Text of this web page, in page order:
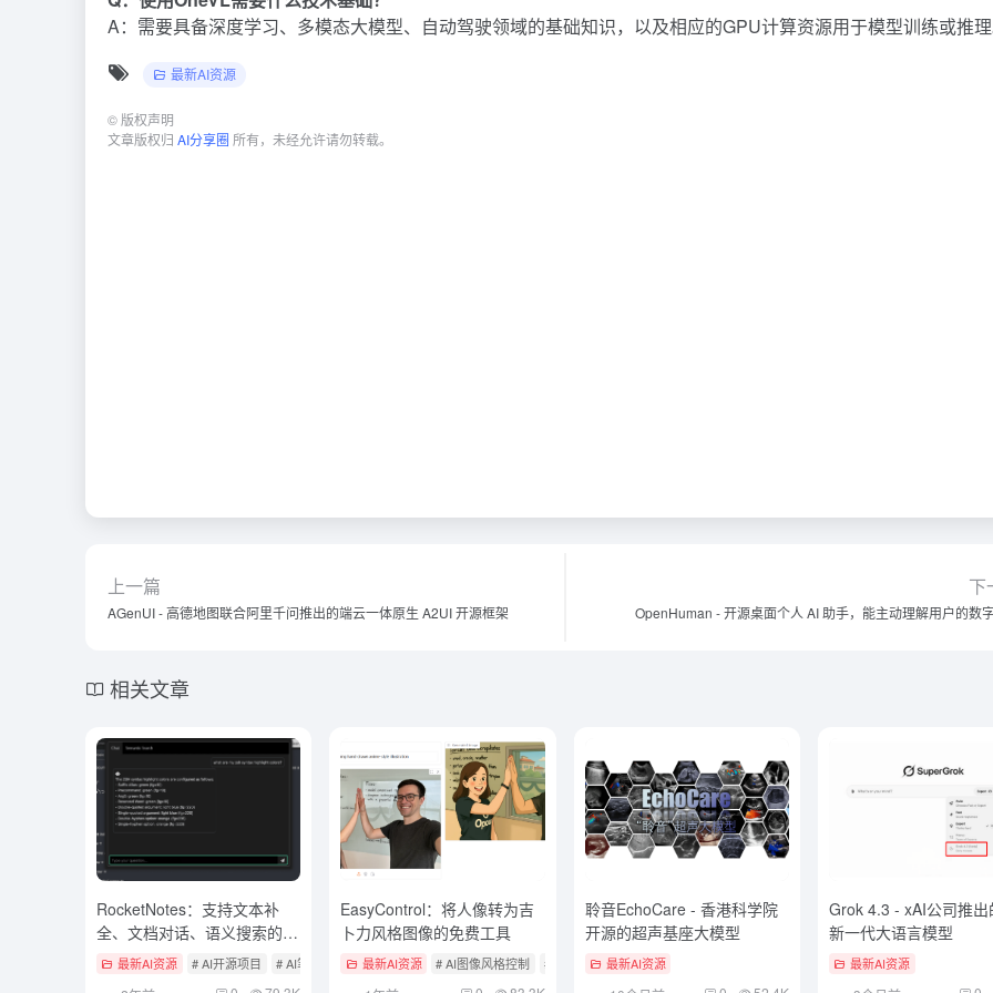
A：需要具备深度学习、多模态大模型、自动驾驶领域的基础知识，以及相应的GPU计算资源用于模型训练或推
最新AI资源
© 版权声明
文章版权归 AI分享圈 所有，未经允许请勿转载。
上一篇
AGenUI - 高德地图联合阿里千问推出的端云一体原生 A2UI 开源框架
下
OpenHuman - 开源桌面个人 AI 助手，能主动理解用户的数
相关文章
RocketNotes：支持文本补
全、文档对话、语义搜索的
Markdown笔记应用
最新AI资源 # AI开源项目 # AI笔记
EasyControl：将人像转为吉
卜力风格图像的免费工具
最新AI资源 # AI图像风格控制 # AI开源项目
聆音EchoCare - 香港科学院
开源的超声基座大模型
最新AI资源
Grok 4.3 - xAI公司推出
新一代大语言模型
最新AI资源